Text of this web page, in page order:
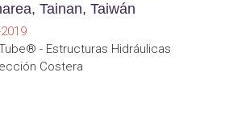
Tainan, Taiwán
- Estructuras Hidráulicas
Costera